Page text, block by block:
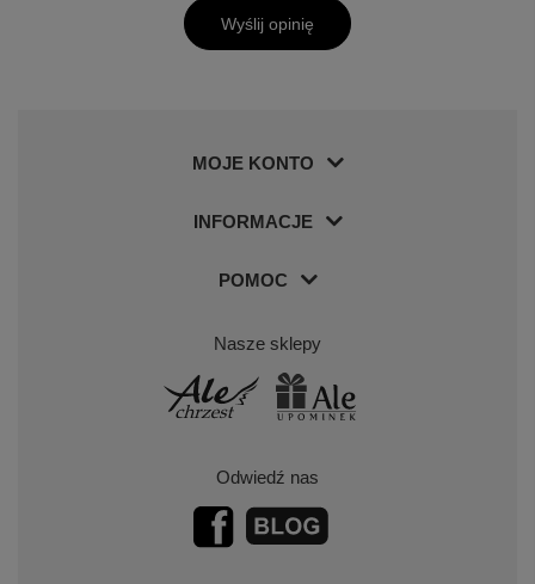
Wyślij opinię
MOJE KONTO
INFORMACJE
POMOC
Nasze sklepy
Odwiedź nas